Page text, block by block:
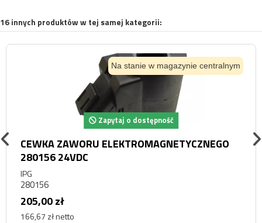
16 innych produktów w tej samej kategorii:
Na stanie w magazynie centralnym
Zapytaj o dostępność
CEWKA ZAWORU ELEKTROMAGNETYCZNEGO
280156 24VDC
IPG
280156
205,00 zł
166,67 zł netto